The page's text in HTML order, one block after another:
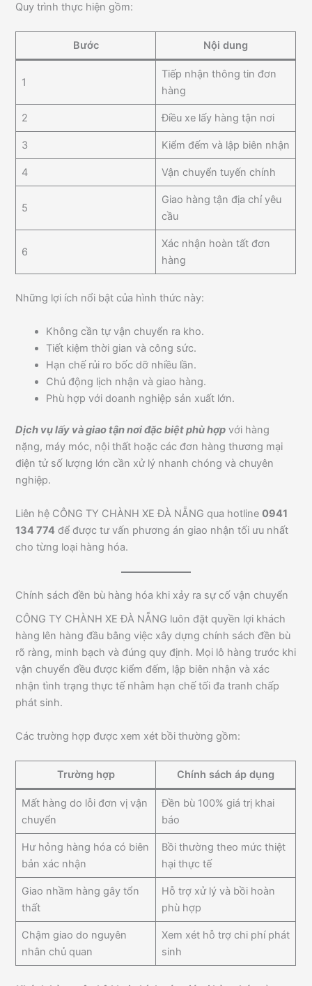
Quy trình thực hiện gồm:
Bước Nội dung
1
Tiếp nhận thông tin đơn
hàng
2 Điều xe lấy hàng tận nơi
3 Kiểm đếm và lập biên nhận
4 Vận chuyển tuyến chính
5
Giao hàng tận địa chỉ yêu
cầu
6
Xác nhận hoàn tất đơn
hàng
Những lợi ích nổi bật của hình thức này:
Không cần tự vận chuyển ra kho.
Tiết kiệm thời gian và công sức.
Hạn chế rủi ro bốc dỡ nhiều lần.
Chủ động lịch nhận và giao hàng.
Phù hợp với doanh nghiệp sản xuất lớn.
Dịch vụ lấy và giao tận nơi đặc biệt phù hợp với hàng
nặng, máy móc, nội thất hoặc các đơn hàng thương mại
điện tử số lượng lớn cần xử lý nhanh chóng và chuyên
nghiệp.
Liên hệ CÔNG TY CHÀNH XE ĐÀ NẴNG qua hotline0941
134 774 để được tư vấn phương án giao nhận tối ưu nhất
cho từng loại hàng hóa.
Chính sách đền bù hàng hóa khi xảy ra sự cố vận chuyển
CÔNG TY CHÀNH XE ĐÀ NẴNG luôn đặt quyền lợi khách
hàng lên hàng đầu bằng việc xây dựng chính sách đền bù
rõ ràng, minh bạch và đúng quy định. Mọi lô hàng trước khi
vận chuyển đều được kiểm đếm, lập biên nhận và xác
nhận tình trạng thực tế nhằm hạn chế tối đa tranh chấp
phát sinh.
Các trường hợp được xem xét bồi thường gồm:
Trường hợp Chính sách áp dụng
Mất hàng do lỗi đơn vị vận
chuyển
Đền bù 100% giá trị khai
báo
Hư hỏng hàng hóa có biên
bản xác nhận
Bồi thường theo mức thiệt
hại thực tế
Giao nhầm hàng gây tổn
thất
Hỗ trợ xử lý và bồi hoàn
phù hợp
Chậm giao do nguyên
nhân chủ quan
Xem xét hỗ trợ chi phí phát
sinh